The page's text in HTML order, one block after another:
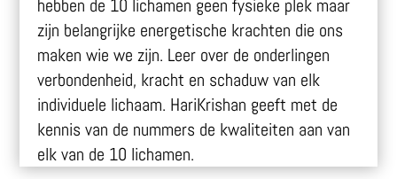
hebben de 10 lichamen geen fysieke plek maar
zijn belangrijke energetische krachten die ons
maken wie we zijn. Leer over de onderlingen
verbondenheid, kracht en schaduw van elk
individuele lichaam. HariKrishan geeft met de
kennis van de nummers de kwaliteiten aan van
elk van de 10 lichamen.